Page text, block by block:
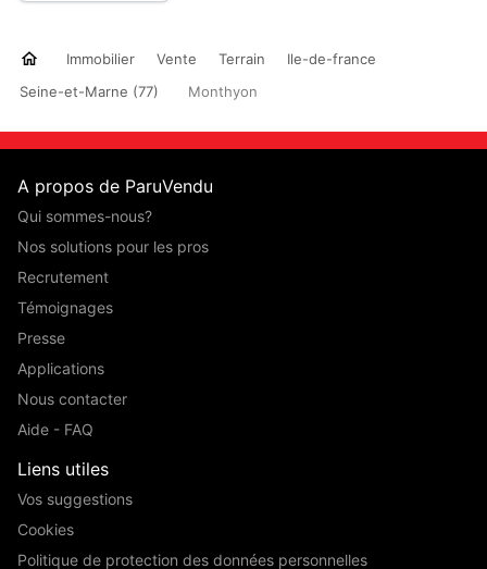
Immobilier Vente Terrain
Ile-de-france
Seine-et-Marne (77)
Monthyon
A propos de ParuVendu
Qui sommes-nous?
Nos solutions pour les pros
Recrutement
Témoignages
Presse
Applications
Nous contacter
Aide - FAQ
Liens utiles
Vos suggestions
Cookies
Politique de protection des données personnelles